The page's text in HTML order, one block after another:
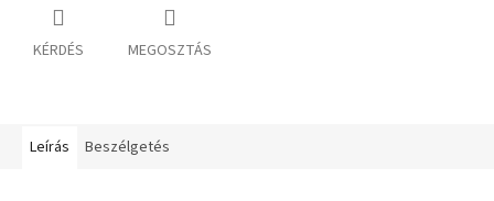
KÉRDÉS MEGOSZTÁS
Leírás Beszélgetés